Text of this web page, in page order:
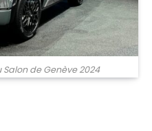
Salon de Genève 2024